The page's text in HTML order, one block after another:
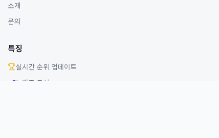
소개
문의
특징
실시간 순위 업데이트
트렌드 분석